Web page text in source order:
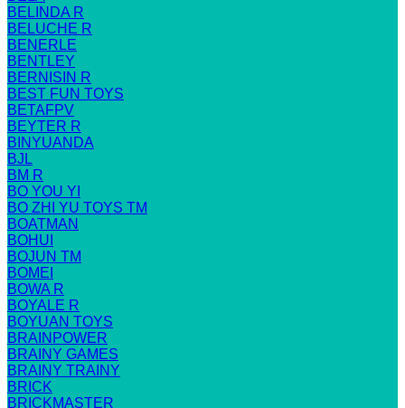
BELINDA R
BELUCHE R
BENERLE
BENTLEY
BERNISIN R
BEST FUN TOYS
BETAFPV
BEYTER R
BINYUANDA
BJL
BM R
BO YOU YI
BO ZHI YU TOYS TM
BOATMAN
BOHUI
BOJUN TM
BOMEI
BOWA R
BOYALE R
BOYUAN TOYS
BRAINPOWER
BRAINY GAMES
BRAINY TRAINY
BRICK
BRICKMASTER